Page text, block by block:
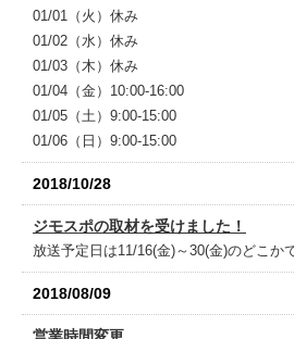
01/01（火）休み
01/02（水）休み
01/03（木）休み
01/04（金）10:00-16:00
01/05（土）9:00-15:00
01/06（日）9:00-15:00
2018/10/28
ジモスポの取材を受けました！
放送予定日は11/16(金)～30(金)のどこか
2018/08/09
営業時間変更